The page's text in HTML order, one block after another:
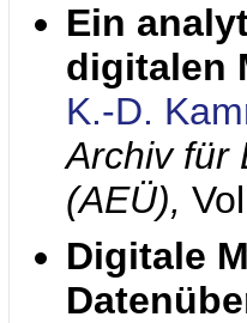
Ein
digitalen
K.-D.
Archiv für
(AEÜ),
Digitale